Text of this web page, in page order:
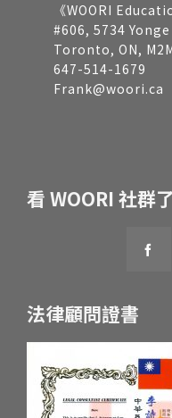
《WOORI
#606, 5734
Toronto, ON,
647-514-1679
Frank@woori.ca
看 WOORI 社群
法律顧問證書